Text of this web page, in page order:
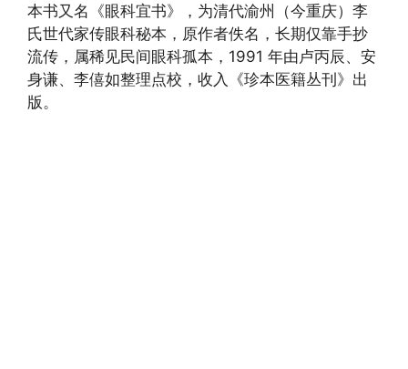
本书又名《眼科宜书》，为清代渝州（今重庆）李
氏世代家传眼科秘本，原作者佚名，长期仅靠手抄
流传，属稀见民间眼科孤本，1991 年由卢丙辰、安
身谦、李僖如整理点校，收入《珍本医籍丛刊》出
版。